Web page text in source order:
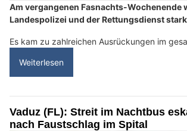
Am vergangenen Fasnachts-Wochenende
Landespolizei und der Rettungsdienst
Es kam zu zahlreichen Ausrückungen im
Weiterlesen
Vaduz (FL): Streit im Nachtbus
nach Faustschlag im Spital